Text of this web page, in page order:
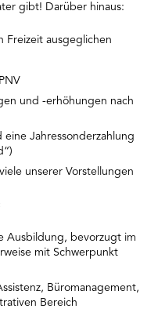
gibt! Darüber hinaus:
Freizeit ausgeglichen
und -erhöhungen nach
Jahressonderzahlung
unserer Vorstellungen
Ausbildung, bevorzugt im
mit Schwerpunkt
Büromanagement,
Bereich